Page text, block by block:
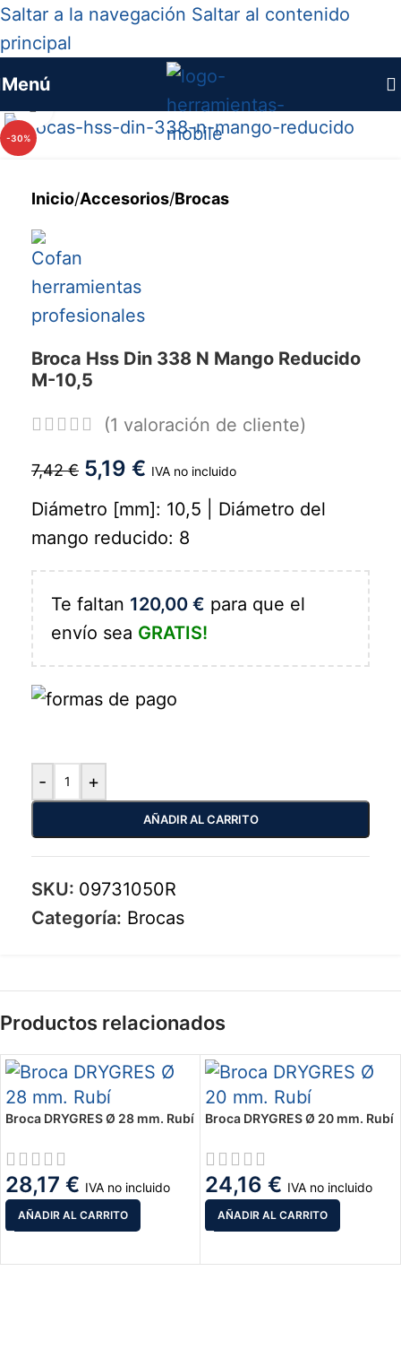
Saltar a la navegación Saltar al contenido
principal
Menú
-30%
Haga clic para ampliar
Inicio/Accesorios/Brocas
Broca Hss Din 338 N Mango Reducido
M-10,5
(1 valoración de cliente)
7,42€ 5,19 € IVA no incluido
Diámetro [mm]: 10,5 | Diámetro del
mango reducido: 8
Te faltan 120,00 € para que el
envío sea GRATIS!
- +
AÑADIR AL CARRITO
SKU: 09731050R
Categoría: Brocas
Productos relacionados
Broca DRYGRES Ø 28 mm. Rubí
28,17 € IVA no incluido
AÑADIR AL CARRITO
Broca DRYGRES Ø 20 mm. Rubí
24,16 € IVA no incluido
AÑADIR AL CARRITO